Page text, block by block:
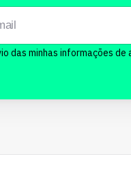
das minhas informações de